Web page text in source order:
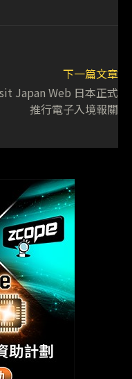
下一篇文章
Japan Web 日本正式
推行電子入境報關